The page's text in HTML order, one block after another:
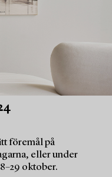
föremål på
eller under
oktober.